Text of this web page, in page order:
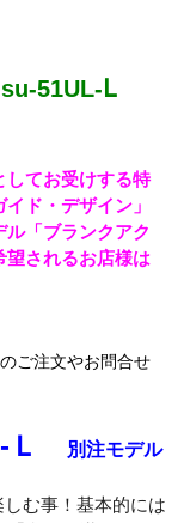
su-51UL-Ⅼ
してお受けする特
ド・デザイン」
「ブランクアク
望されるお店様は
い。
ご注文やお問合せ
別注モデル
む事！基本的には